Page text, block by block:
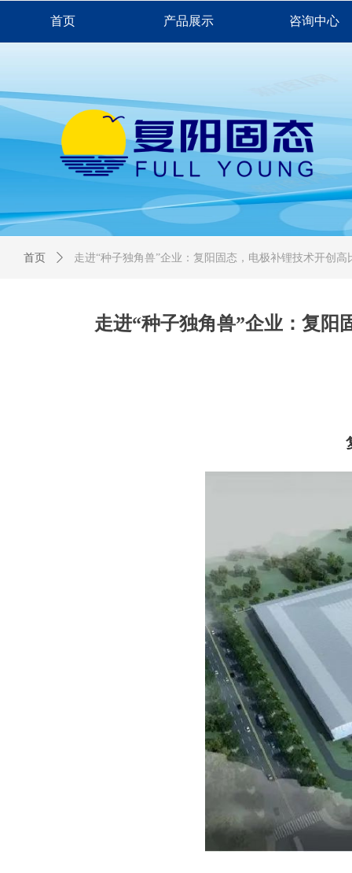
首页 产品展示 咨询中心
走进“种子独角兽”企业：复阳
首页 ꄲ 走进“种子独角兽”企业：复阳固态，电极补锂技术开创